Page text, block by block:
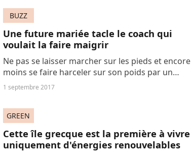
BUZZ
Une future mariée tacle le coach qui
voulait la faire maigrir
Ne pas se laisser marcher sur les pieds et encore
moins se faire harceler sur son poids par un
coach minceur : cette jeune future mariée a remis
le malotru à sa place (et on applaudit...
1 septembre 2017
GREEN
Cette île grecque est la première à vivre
uniquement d'énergies renouvelables